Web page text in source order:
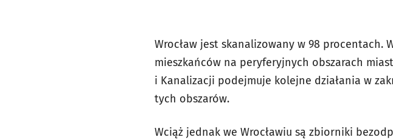
Wrocław jest skanalizowany w 98 procentach.
mieszkańców na peryferyjnych obszarach
i Kanalizacji podejmuje kolejne działania w
tych obszarów.
Wciąż jednak we Wrocławiu są zbiorniki